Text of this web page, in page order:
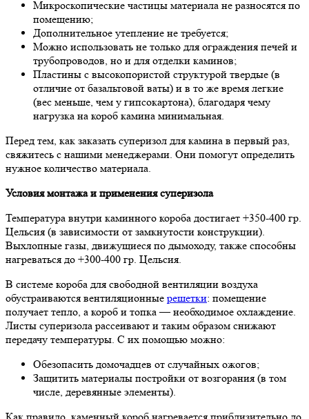
Микроскопические частицы материала не разносятся по
помещению;
Дополнительное утепление не требуется;
Можно использовать не только для ограждения печей и
трубопроводов, но и для отделки каминов;
Пластины с высокопористой структурой твердые (в
отличие от базальтовой ваты) и в то же время легкие
(вес меньше, чем у гипсокартона), благодаря чему
нагрузка на короб камина минимальная.
Перед тем, как заказать суперизол для камина в первый раз,
свяжитесь с нашими менеджерами. Они помогут определить
нужное количество материала.
Условия монтажа и применения суперизола
Температура внутри каминного короба достигает +350-400 гр.
Цельсия (в зависимости от замкнутости конструкции).
Выхлопные газы, движущиеся по дымоходу, также способны
нагреваться до +300-400 гр. Цельсия.
В системе короба для свободной вентиляции воздуха
обустраиваются вентиляционные решетки: помещение
получает тепло, а короб и топка — необходимое охлаждение.
Листы суперизола рассеивают и таким образом снижают
передачу температуры. С их помощью можно:
Обезопасить домочадцев от случайных ожогов;
Защитить материалы постройки от возгорания (в том
числе, деревянные элементы).
Как правило, каменный короб нагревается приблизительно до